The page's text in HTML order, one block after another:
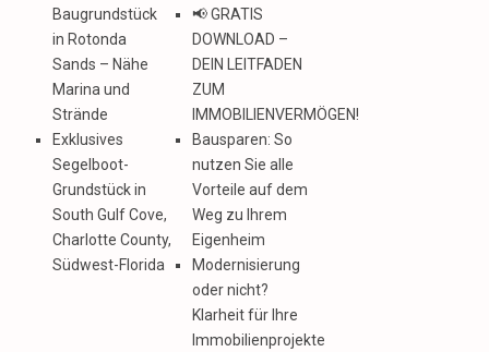
Baugrundstück
in Rotonda
Sands – Nähe
Marina und
Strände
Exklusives
Segelboot-
Grundstück in
South Gulf Cove,
Charlotte County,
Südwest-Florida
📢 GRATIS
DOWNLOAD –
DEIN LEITFADEN
ZUM
IMMOBILIENVERMÖGEN!
Bausparen: So
nutzen Sie alle
Vorteile auf dem
Weg zu Ihrem
Eigenheim
Modernisierung
oder nicht?
Klarheit für Ihre
Immobilienprojekte